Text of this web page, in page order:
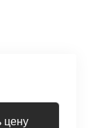
цену